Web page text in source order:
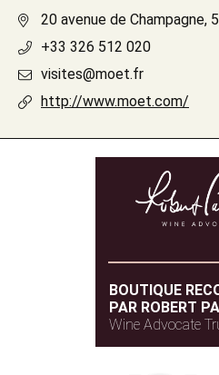
20 avenue de Champagne,
+33 326 512 020
visites@moet.fr
http://www.moet.com/
BOUTIQUE
PAR ROBERT
Wine Advocate